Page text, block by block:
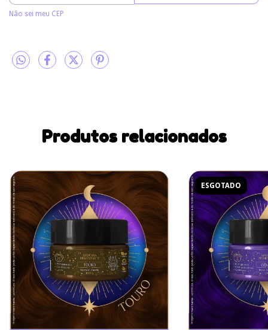
Não sei meu CEP
Produtos relacionados
ESGOTADO